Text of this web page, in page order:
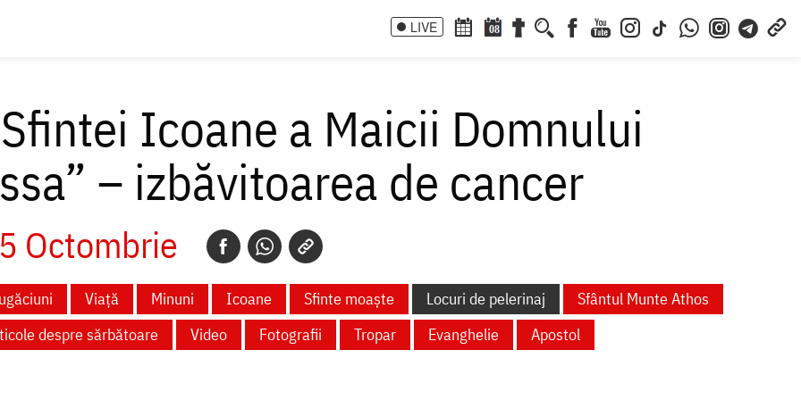
LIVE 08
Icoane a Maicii Domnului
– izbăvitoarea de cancer
Octombrie
Viață Minuni Icoane Sfinte moaște Locuri de pelerinaj
Sfântul Munte Athos
despre sărbătoare Video Fotografii Tropar Evanghelie Apostol